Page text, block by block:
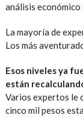
análisis económico
La mayoría de
Los más
Esos niveles ya
están
Varios expertos le
cinco mil pesos